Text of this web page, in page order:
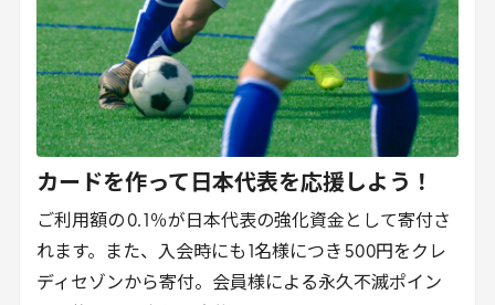
カードを作って日本代表を応援しよう！
ご利用額の0. 1％が日本代表の強化資金として寄付さ
れます。また、入会時にも 1名様につき 500円をクレ
ディセゾンから寄付。会員様による永久不滅ポイン